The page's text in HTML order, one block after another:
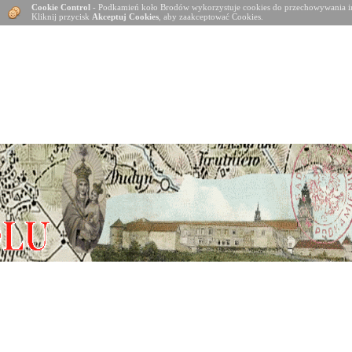
Cookie Control - Podkamień koło Brodów wykorzystuje cookies do
Kliknij przycisk Akceptuj Cookies , aby zaakceptować Cookies.